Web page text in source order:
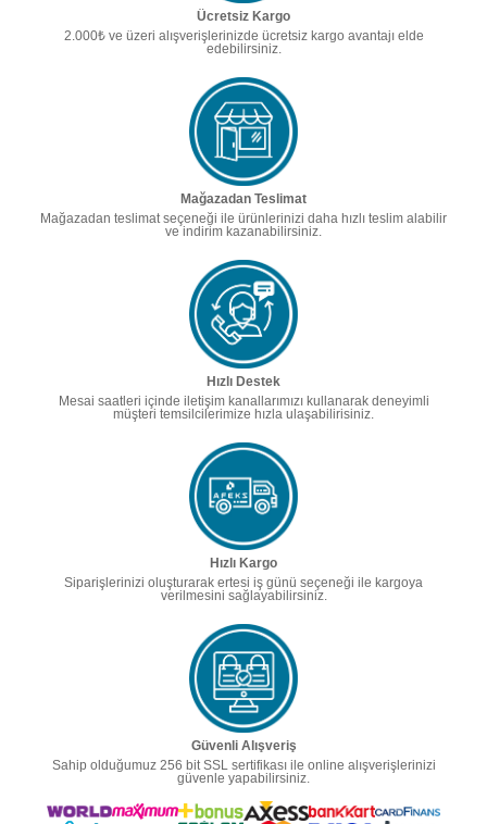
Ücretsiz Kargo
2.000₺ ve üzeri alışverişlerinizde ücretsiz kargo avantajı elde
edebilirsiniz.
Mağazadan Teslimat
Mağazadan teslimat seçeneği ile ürünlerinizi daha hızlı teslim alabilir
ve indirim kazanabilirsiniz.
Hızlı Destek
Mesai saatleri içinde iletişim kanallarımızı kullanarak deneyimli
müşteri temsilcilerimize hızla ulaşabilirisiniz.
Hızlı Kargo
Siparişlerinizi oluşturarak ertesi iş günü seçeneği ile kargoya
verilmesini sağlayabilirsiniz.
Güvenli Alışveriş
Sahip olduğumuz 256 bit SSL sertifikası ile online alışverişlerinizi
güvenle yapabilirsiniz.